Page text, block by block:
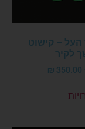
העל – קישוט
לקיר
350.00
₪